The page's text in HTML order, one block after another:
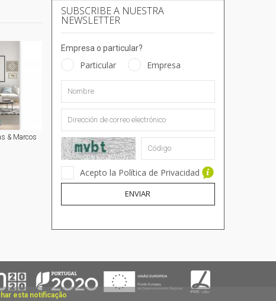
& Marcos
SUBSCRIBE A NUESTRA
NEWSLETTER
Empresa o particular?
Particular Empresa
Acepto la Política de Privacidad
ENVIAR
esta notificação